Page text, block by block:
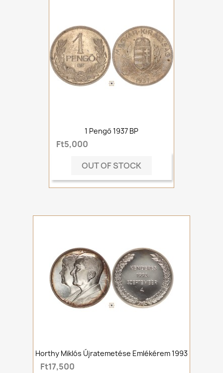
1 Pengő 1937 BP
Ft5,000
OUT OF STOCK
Horthy Miklós Újratemetése Emlékérem 1993
Ft17,500